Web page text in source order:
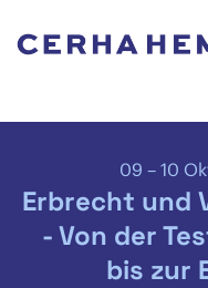
09 – 10
Erbrecht und
- Von der
bis zur